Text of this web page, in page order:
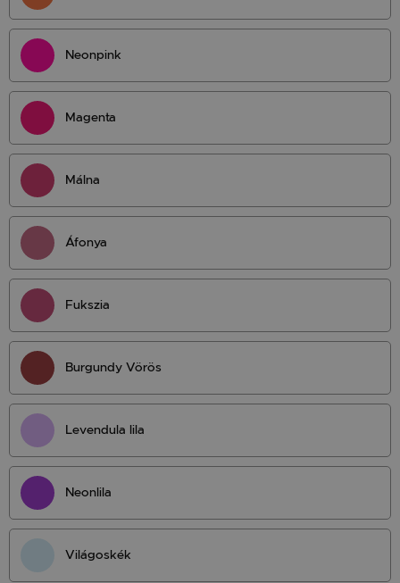
Neonpink
Magenta
Málna
Áfonya
Fukszia
Burgundy Vörös
Levendula lila
Neonlila
Világoskék